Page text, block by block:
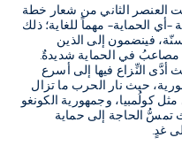
العنصر الثاني من شعار خطة
الحماية– مهماً للغاية؛ ذلك
فينضمون إلى الذين
مصاعبُ في الحماية شديدةٌ.
أدَّى النِّزاع فيها إلى أسرع
حيث نار الحرب ما تزال
كولُمبيا، وجمهورية الكونغو
تمسُّ الحاجة إلى حماية
غدٍ.